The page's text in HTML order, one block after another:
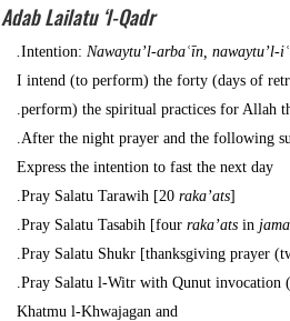
Adab Lailatu ‘l-Qadr
Intention: Nawaytu’l-arbaʿīn, nawaytu’l-
I intend (to perform) the forty (days of
perform) the spiritual practices for Allah
After the night prayer and the following
Express the intention to fast the next day
Pray Salatu Tarawih [20 raka’ats].
Pray Salatu Tasabih [fourraka’ats in
Pray Salatu Shukr [thanksgiving prayer
Pray Salatu l-Witr with Qunut invocation
Khatmu l-Khwajagan and